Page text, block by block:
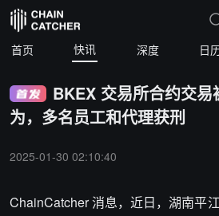
首页 快讯 深度 日
BKEX 交易所合约交
为，多名员工和代理获刑
2025-01-30 02:10:40
ChainCatcher 消息，近日，湖南平